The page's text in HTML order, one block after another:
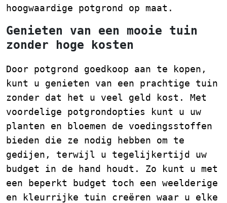
hoogwaardige potgrond op maat.
Genieten van een mooie tuin
zonder hoge kosten
Door potgrond goedkoop aan te kopen,
kunt u genieten van een prachtige tuin
zonder dat het u veel geld kost. Met
voordelige potgrondopties kunt u uw
planten en bloemen de voedingsstoffen
bieden die ze nodig hebben om te
gedijen, terwijl u tegelijkertijd uw
budget in de hand houdt. Zo kunt u met
een beperkt budget toch een weelderige
en kleurrijke tuin creëren waar u elke